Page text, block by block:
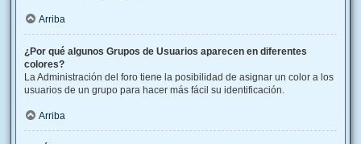
Arriba
¿Por qué algunos Grupos de Usuarios aparecen en diferentes
colores?
La Administración del foro tiene la posibilidad de asignar un color a los
usuarios de un grupo para hacer más fácil su identificación.
Arriba